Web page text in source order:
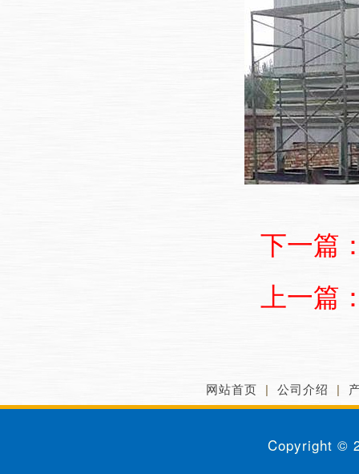
下一篇
上一篇
网站首页 | 公司介绍 |
Copyright ©